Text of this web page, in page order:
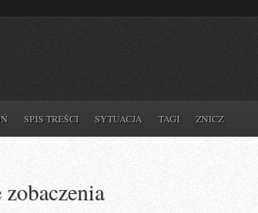
SPIS TREŚCI SYTUACJA TAGI ZNICZ